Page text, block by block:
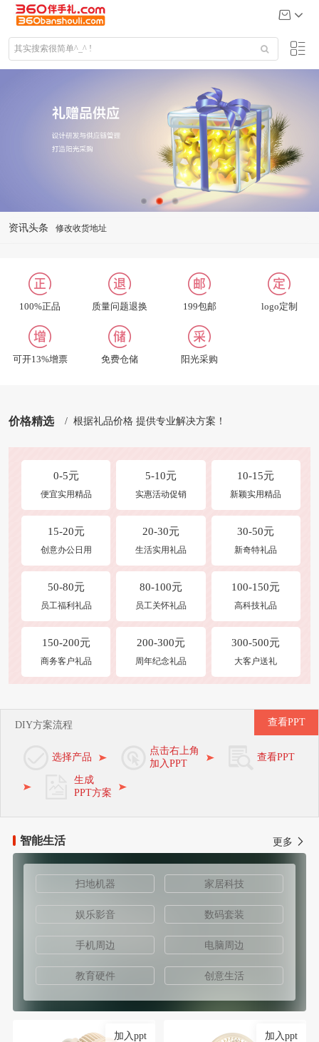
资讯头条 商品发布
礼品定制说明
公司给大客户送什么礼品
联系我们
招聘英才
100%正品 质量问题退换 199包邮 logo定制
可开13%增票 免费仓储 阳光采购
价格精选 / 根据礼品价格 提供专业解决方案！
0-5元
便宜实用精品
5-10元
实惠活动促销
10-15元
新颖实用精品
15-20元
创意办公日用
20-30元
生活实用礼品
30-50元
新奇特礼品
50-80元
员工福利礼品
80-100元
员工关怀礼品
100-150元
高科技礼品
150-200元
商务客户礼品
200-300元
周年纪念礼品
300-500元
大客户送礼
DIY方案流程
选择产品
点击右上角
加入PPT
查看PPT
生成
PPT方案
查看PPT
智能生活 更多
扫地机器 家居科技
娱乐影音 数码套装
手机周边 电脑周边
教育硬件 创意生活
加入ppt 加入ppt